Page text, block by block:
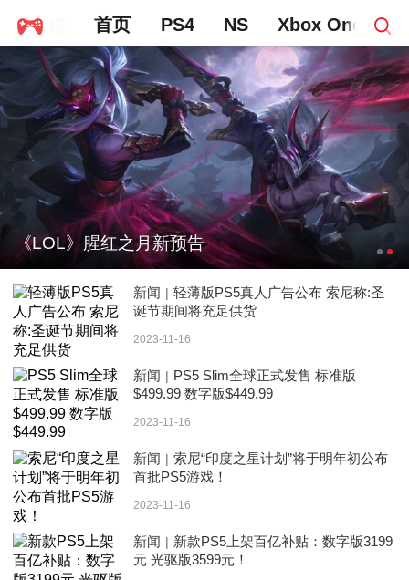
首页 PS4 NS Xbox One
《LOL》腥红之月新预告
新闻 | 轻薄版PS5真人广告公布 索尼称:圣
诞节期间将充足供货
2023-11-16
新闻 | PS5 Slim全球正式发售 标准版
$499.99 数字版$449.99
2023-11-16
新闻 | 索尼“印度之星计划”将于明年初公布
首批PS5游戏！
2023-11-16
新闻 | 新款PS5上架百亿补贴：数字版3199
元 光驱版3599元！